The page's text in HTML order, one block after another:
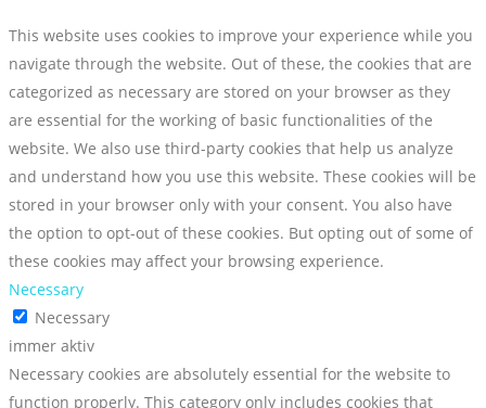
This website uses cookies to improve your experience while you
navigate through the website. Out of these, the cookies that are
categorized as necessary are stored on your browser as they
are essential for the working of basic functionalities of the
website. We also use third-party cookies that help us analyze
and understand how you use this website. These cookies will be
stored in your browser only with your consent. You also have
the option to opt-out of these cookies. But opting out of some of
these cookies may affect your browsing experience.
Necessary
Necessary
immer aktiv
Necessary cookies are absolutely essential for the website to
function properly. This category only includes cookies that